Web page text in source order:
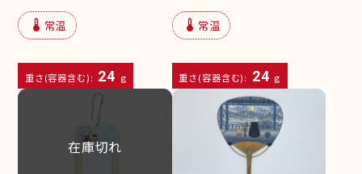
device_thermostat 常温
重さ(容器含む): 24 g
device_thermostat 常温
重さ(容器含む): 24 g
在庫切れ